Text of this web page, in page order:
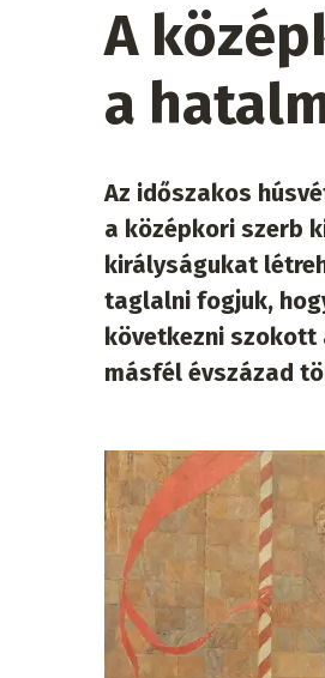
A
a
Az időszakos
a középkori szerb
királyságukat
taglalni fogjuk,
következni szokott
másfél évszázad